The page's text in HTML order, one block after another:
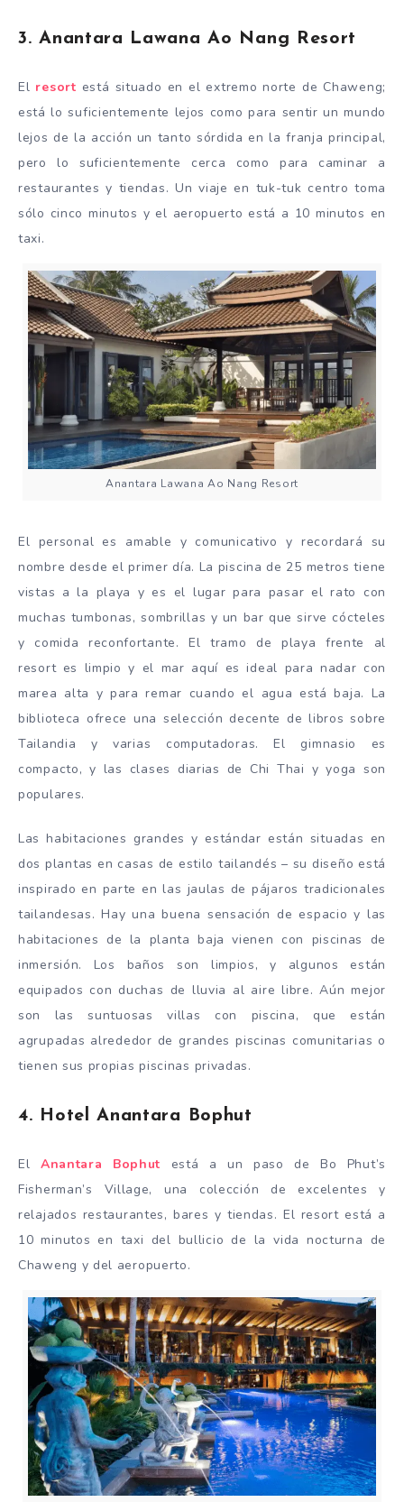
3. Anantara Lawana Ao Nang Resort
El resort está situado en el extremo norte de Chaweng;
está lo suficientemente lejos como para sentir un mundo
lejos de la acción un tanto sórdida en la franja principal,
pero lo suficientemente cerca como para caminar a
restaurantes y tiendas. Un viaje en tuk-tuk centro toma
sólo cinco minutos y el aeropuerto está a 10 minutos en
taxi.
Anantara Lawana Ao Nang Resort
El personal es amable y comunicativo y recordará su
nombre desde el primer día. La piscina de 25 metros tiene
vistas a la playa y es el lugar para pasar el rato con
muchas tumbonas, sombrillas y un bar que sirve cócteles
y comida reconfortante. El tramo de playa frente al
resort es limpio y el mar aquí es ideal para nadar con
marea alta y para remar cuando el agua está baja. La
biblioteca ofrece una selección decente de libros sobre
Tailandia y varias computadoras. El gimnasio es
compacto, y las clases diarias de Chi Thai y yoga son
populares.
Las habitaciones grandes y estándar están situadas en
dos plantas en casas de estilo tailandés – su diseño está
inspirado en parte en las jaulas de pájaros tradicionales
tailandesas. Hay una buena sensación de espacio y las
habitaciones de la planta baja vienen con piscinas de
inmersión. Los baños son limpios, y algunos están
equipados con duchas de lluvia al aire libre. Aún mejor
son las suntuosas villas con piscina, que están
agrupadas alrededor de grandes piscinas comunitarias o
tienen sus propias piscinas privadas.
4. Hotel Anantara Bophut
El Anantara Bophut está a un paso de Bo Phut’s
Fisherman’s Village, una colección de excelentes y
relajados restaurantes, bares y tiendas. El resort está a
10 minutos en taxi del bullicio de la vida nocturna de
Chaweng y del aeropuerto.